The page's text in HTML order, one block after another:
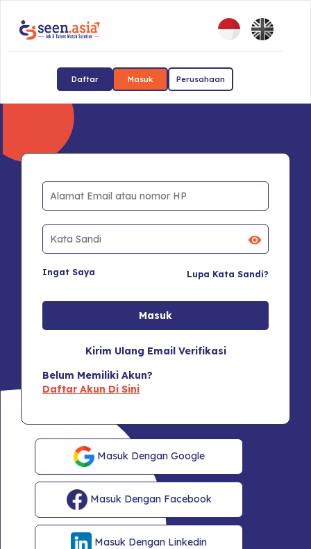
Daftar Masuk Perusahaan
Ingat Saya Lupa Kata Sandi?
Kirim Ulang Email Verifikasi
Belum Memiliki Akun?
Daftar Akun Di Sini
Masuk Dengan Google
Masuk Dengan Facebook
Masuk Dengan Linkedin